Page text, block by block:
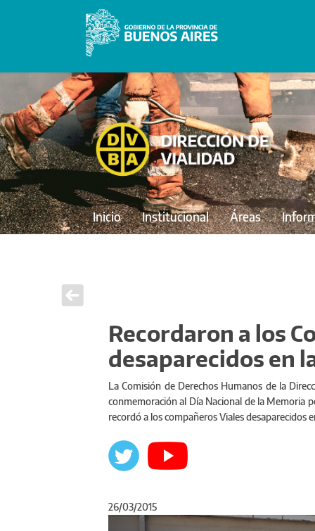
Inicio Institucional Áreas
Recordaron a los
desaparecidos en
La Comisión de Derechos Humanos de la
conmemoración al Día Nacional de la Memoria
recordó a los compañeros Viales
26/03/2015
Anterior